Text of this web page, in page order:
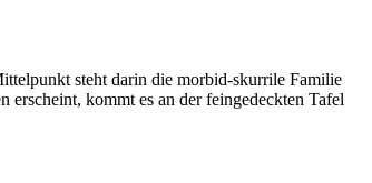
steht darin die morbid-skurrile Familie
erscheint, kommt es an der feingedeckten Tafel